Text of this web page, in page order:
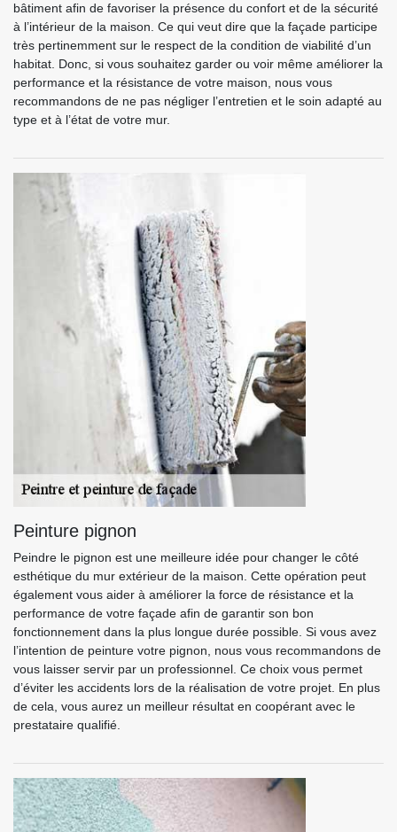
bâtiment afin de favoriser la présence du confort et de la sécurité
à l’intérieur de la maison. Ce qui veut dire que la façade participe
très pertinemment sur le respect de la condition de viabilité d’un
habitat. Donc, si vous souhaitez garder ou voir même améliorer la
performance et la résistance de votre maison, nous vous
recommandons de ne pas négliger l’entretien et le soin adapté au
type et à l’état de votre mur.
Peinture pignon
Peindre le pignon est une meilleure idée pour changer le côté
esthétique du mur extérieur de la maison. Cette opération peut
également vous aider à améliorer la force de résistance et la
performance de votre façade afin de garantir son bon
fonctionnement dans la plus longue durée possible. Si vous avez
l’intention de peinture votre pignon, nous vous recommandons de
vous laisser servir par un professionnel. Ce choix vous permet
d’éviter les accidents lors de la réalisation de votre projet. En plus
de cela, vous aurez un meilleur résultat en coopérant avec le
prestataire qualifié.